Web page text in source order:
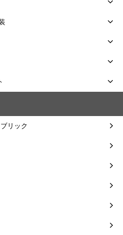
リック